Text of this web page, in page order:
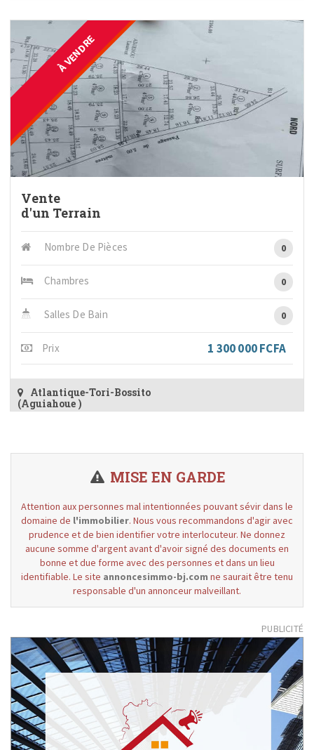
À VENDRE
Vente
d'un Terrain
Nombre De Pièces 0
Chambres 0
Salles De Bain 0
Prix 1 300 000 FCFA
Atlantique-Tori-Bossito
(Aguiahoue )
MISE EN GARDE
Attention aux personnes mal intentionnées pouvant sévir dans le
domaine de l'immobilier. Nous vous recommandons d'agir avec
prudence et de bien identifier votre interlocuteur. Ne donnez
aucune somme d'argent avant d'avoir signé des documents en
bonne et due forme avec des personnes et dans un lieu
identifiable. Le site annoncesimmo-bj.com ne saurait être tenu
responsable d'un annonceur malveillant.
PUBLICITÉ